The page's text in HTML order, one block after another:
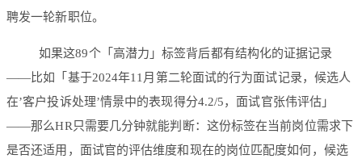
聘发一轮新职位。
如果这89个「高潜力」标签背后都有结构化的证据记录
——比如「基于2024年11月第二轮面试的行为面试记录，候选人
在’客户投诉处理’情景中的表现得分4.2/5，面试官张伟评估」
——那么HR只需要几分钟就能判断：这份标签在当前岗位需求下
是否还适用，面试官的评估维度和现在的岗位匹配度如何，候选